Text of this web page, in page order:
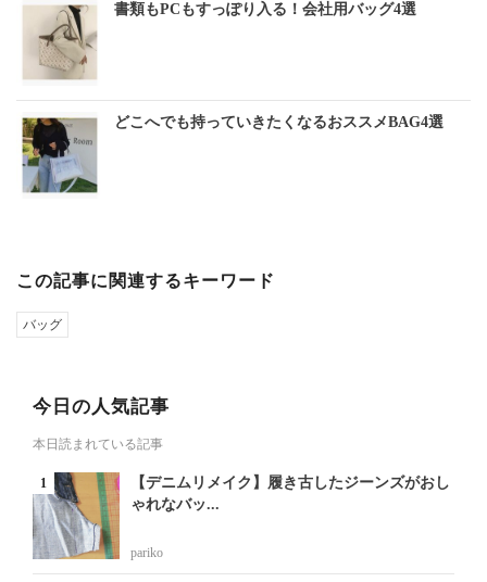
書類もPCもすっぽり入る！会社用バッグ4選
どこへでも持っていきたくなるおススメBAG4選
この記事に関連するキーワード
バッグ
今日の人気記事
本日読まれている記事
【デニムリメイク】履き古したジーンズがおし
ゃれなバッ...
pariko